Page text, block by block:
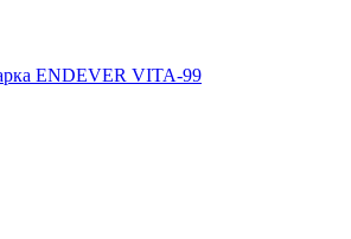
ENDEVER VITA-99